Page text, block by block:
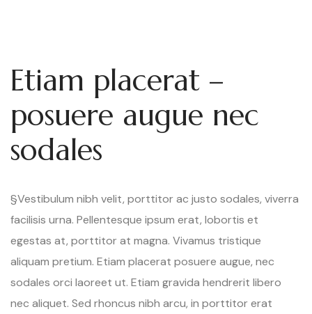
Etiam placerat –
posuere augue nec
sodales
§Vestibulum nibh velit, porttitor ac justo sodales, viverra
facilisis urna. Pellentesque ipsum erat, lobortis et
egestas at, porttitor at magna. Vivamus tristique
aliquam pretium. Etiam placerat posuere augue, nec
sodales orci laoreet ut. Etiam gravida hendrerit libero
nec aliquet. Sed rhoncus nibh arcu, in porttitor erat